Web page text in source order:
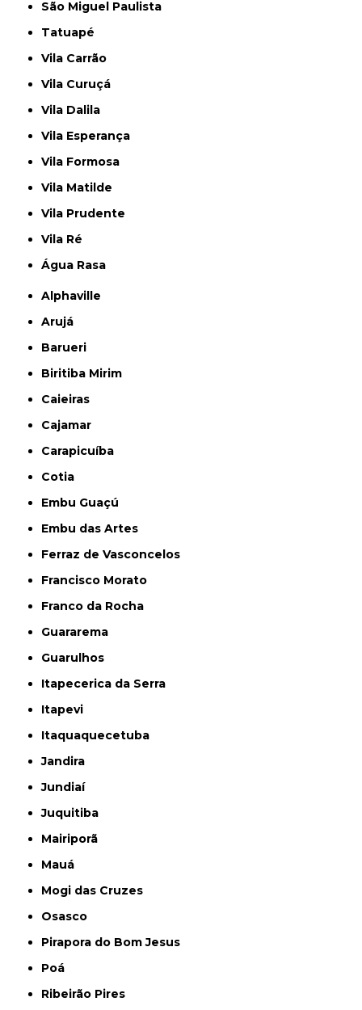
São Miguel Paulista
Tatuapé
Vila Carrão
Vila Curuçá
Vila Dalila
Vila Esperança
Vila Formosa
Vila Matilde
Vila Prudente
Vila Ré
Água Rasa
Alphaville
Arujá
Barueri
Biritiba Mirim
Caieiras
Cajamar
Carapicuíba
Cotia
Embu Guaçú
Embu das Artes
Ferraz de Vasconcelos
Francisco Morato
Franco da Rocha
Guararema
Guarulhos
Itapecerica da Serra
Itapevi
Itaquaquecetuba
Jandira
Jundiaí
Juquitiba
Mairiporã
Mauá
Mogi das Cruzes
Osasco
Pirapora do Bom Jesus
Poá
Ribeirão Pires